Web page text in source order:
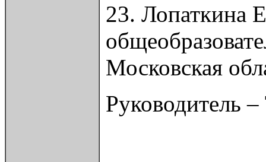
23. Лопаткина
Московская
Руководитель